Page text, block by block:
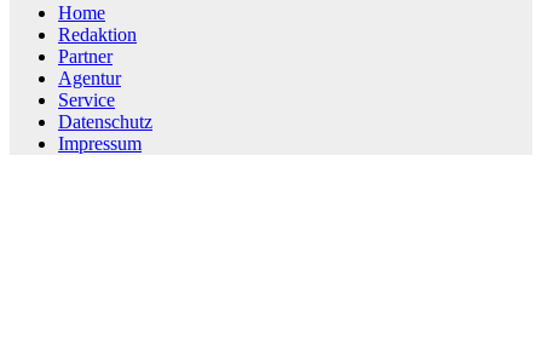
Home
Redaktion
Partner
Agentur
Service
Datenschutz
Impressum